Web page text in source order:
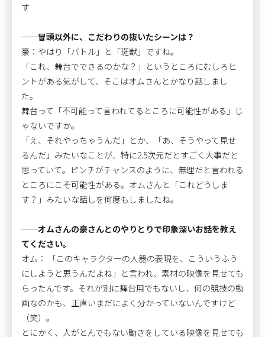
す
──冒頭以外に、こだわりの抜いたシーンは？
豪：やはり「バトル」と「斑獣」ですね。
「これ、舞台でできるのかな？」というところにむしろヒ
ントがある気がして、そこはオムさんとかなり話しまし
た。
舞台って「不可能って言われてるところに可能性がある」じ
ゃないですか。
「え、それやっちゃうんだ」とか、「あ、そうやって見せ
るんだ」みたいなことが、特に2.5次元だとすごく大事だと
思っていて。ピンチがチャンスのように、無理だと言われる
ところにこそ可能性がある。オムさんと「これどうしま
す？」みたいな話しを何度もしましたね。
──オムさんの豪さんとのやりとりで印象深いお話を教え
てください。
オム： 「このキャラクターの人器の表現を、こういうふう
にしようと思うんだよね」と言われ、素材の映像を見せても
らったんです。それが別に舞台用でもないし、何の競技の動
画なのかも、正直いまだによく分かっていないんですけど
（笑）。
とにかく、人がとんでもない動きをしている映像を見せても